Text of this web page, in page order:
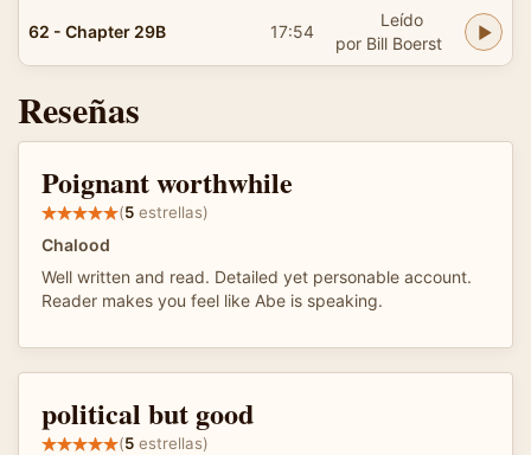
62 - Chapter 29B 17:54
Leído
por Bill Boerst
Reseñas
Poignant worthwhile
(5 estrellas)
Chalood
Well written and read. Detailed yet personable account.
Reader makes you feel like Abe is speaking.
political but good
(5 estrellas)